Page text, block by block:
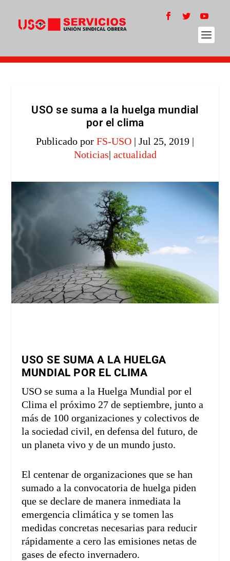
USO se suma a la huelga mundial
por el clima
Publicado por FS-USO | Jul 25, 2019 |
Noticias| actualidad
USO SE SUMA A LA HUELGA
MUNDIAL POR EL CLIMA
USO se suma a la Huelga Mundial por el
Clima el próximo 27 de septiembre, junto a
más de 100 organizaciones y colectivos de
la sociedad civil, en defensa del futuro, de
un planeta vivo y de un mundo justo.
El centenar de organizaciones que se han
sumado a la convocatoria de huelga piden
que se declare de manera inmediata la
emergencia climática y se tomen las
medidas concretas necesarias para reducir
rápidamente a cero las emisiones netas de
gases de efecto invernadero.